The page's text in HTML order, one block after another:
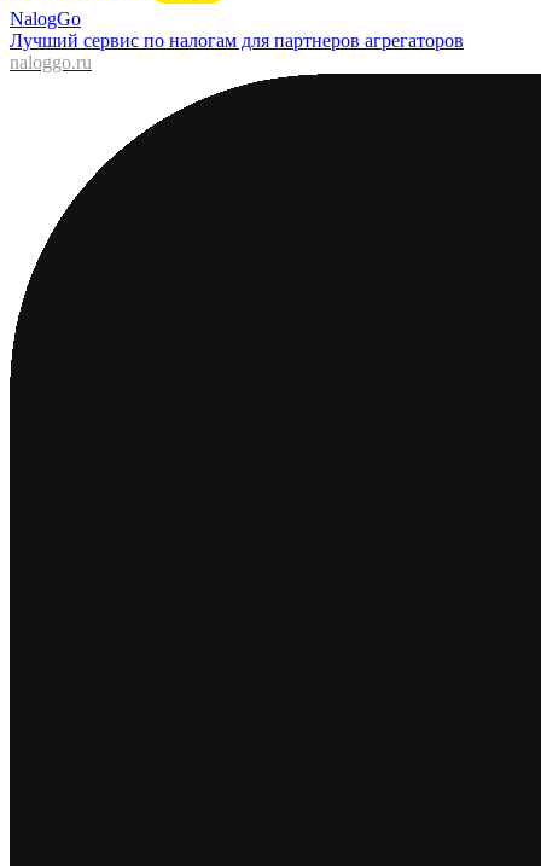
NalogGo
Лучший сервис по налогам для партнеров агрегаторов
naloggo.ru